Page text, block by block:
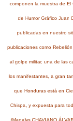
componen la muestra de
de Humor Gráfico Juan
publicadas en nuestro
publicaciones como
al golpe militar, una de las
los manifestantes, a gran
que Honduras está en
Chispa, y expuesta para
(Magalys CHAVIANO